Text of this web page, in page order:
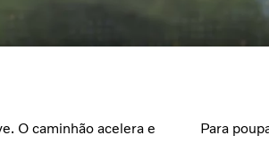
O caminhão acelera e
Para